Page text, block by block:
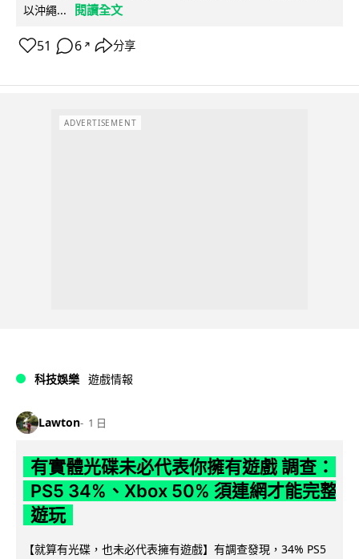
以沖繩...
閱讀全文
51 6 ↗ 分享
ADVERTISEMENT
科技娛樂 遊戲情報
Lawton 1 日
有實體光碟未必代表你擁有遊戲 調查：
PS5 34%、Xbox 50% 須連網才能完整
遊玩
【就算有光碟，也未必代表擁有遊戲】有調查發現，34% PS5